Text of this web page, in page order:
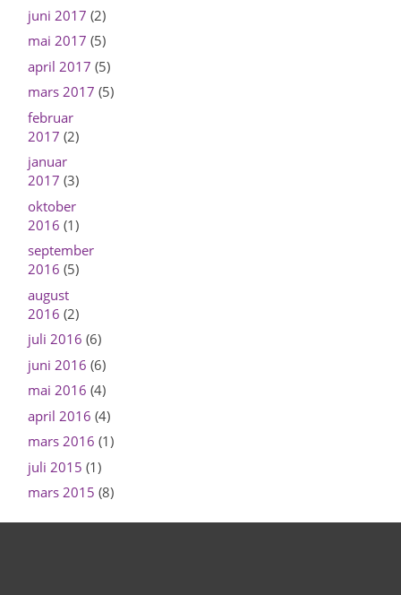
juni 2017 (2)
mai 2017 (5)
april 2017 (5)
mars 2017 (5)
februar
2017 (2)
januar
2017 (3)
oktober
2016 (1)
september
2016 (5)
august
2016 (2)
juli 2016 (6)
juni 2016 (6)
mai 2016 (4)
april 2016 (4)
mars 2016 (1)
juli 2015 (1)
mars 2015 (8)